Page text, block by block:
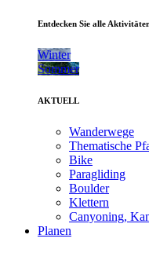
Entdecken Sie alle
Winter
Sommer
AKTUELL
Wanderwege
Thematische
Bike
Paragliding
Boulder
Klettern
Canyoning,
Planen